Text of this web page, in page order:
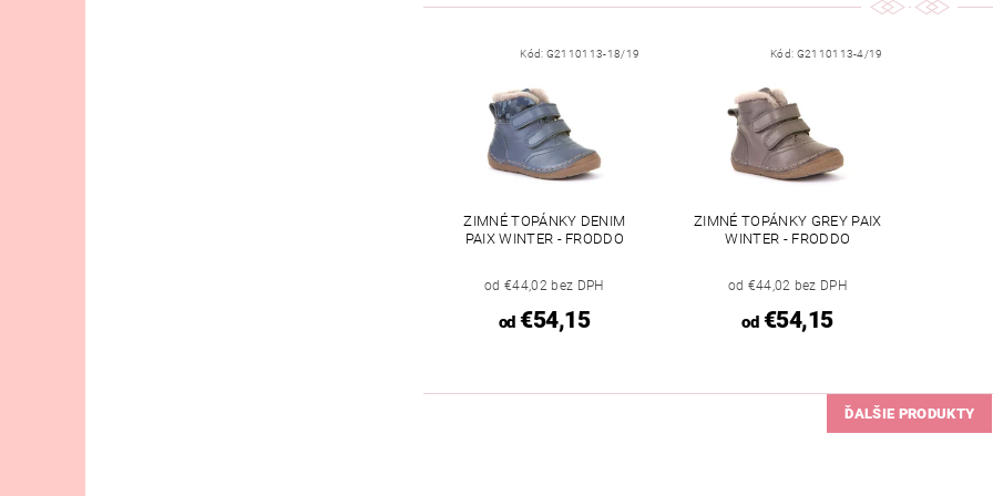
Kód: G2110113-18/19
ZIMNÉ TOPÁNKY DENIM
PAIX WINTER - FRODDO
od €44,02 bez DPH
od€54,15
Kód: G2110113-4/19
ZIMNÉ TOPÁNKY GREY PAIX
WINTER - FRODDO
od €44,02 bez DPH
od€54,15
ĎALŠIE PRODUKTY